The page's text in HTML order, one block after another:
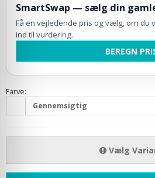
SmartSwap — sælg din
Få en vejledende pris og vælg, om du
ind til vurdering.
BEREGN
Farve:
Gennemsigtig
Vælg